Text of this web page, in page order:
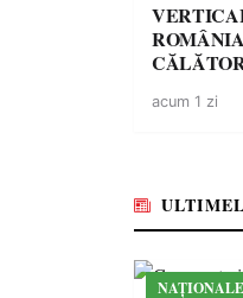
acum 1 zi
NAȚIONALE